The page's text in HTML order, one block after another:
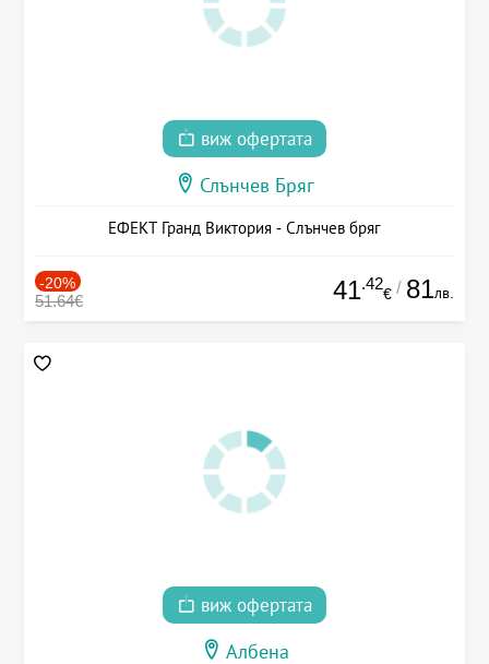
виж офертата
Слънчев Бряг
ЕФЕКТ Гранд Виктория - Слънчев бряг
-20%
51.64€ 41.42
€ / 81лв.
виж офертата
Албена